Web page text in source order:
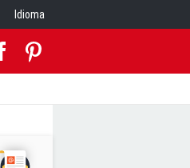
Idioma